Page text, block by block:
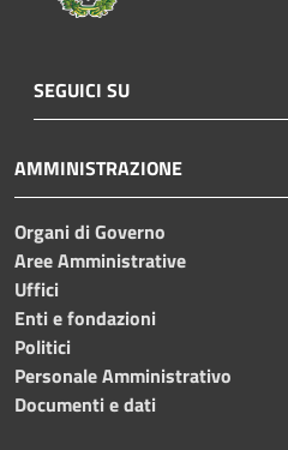
SEGUICI SU
AMMINISTRAZIONE
Organi di Governo
Aree Amministrative
Uffici
Enti e fondazioni
Politici
Personale Amministrativo
Documenti e dati